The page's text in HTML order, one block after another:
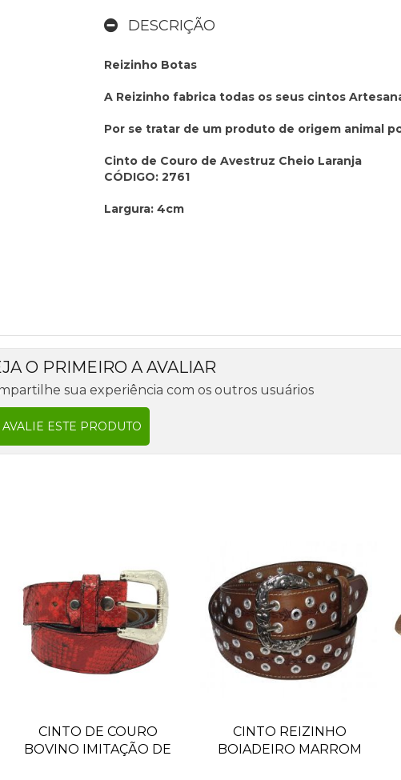
DESCRIÇÃO
Reizinho Botas
A Reizinho fabrica todas os seus cintos
Por se tratar de um produto de origem animal
Cinto de Couro de Avestruz Cheio Laranja
CÓDIGO: 2761
Largura: 4cm
O PRIMEIRO A AVALIAR
sua experiência com os outros usuários
AVALIE ESTE PRODUTO
CINTO DE COURO
BOVINO IMITAÇÃO DE
CINTO REIZINHO
BOIADEIRO MARROM